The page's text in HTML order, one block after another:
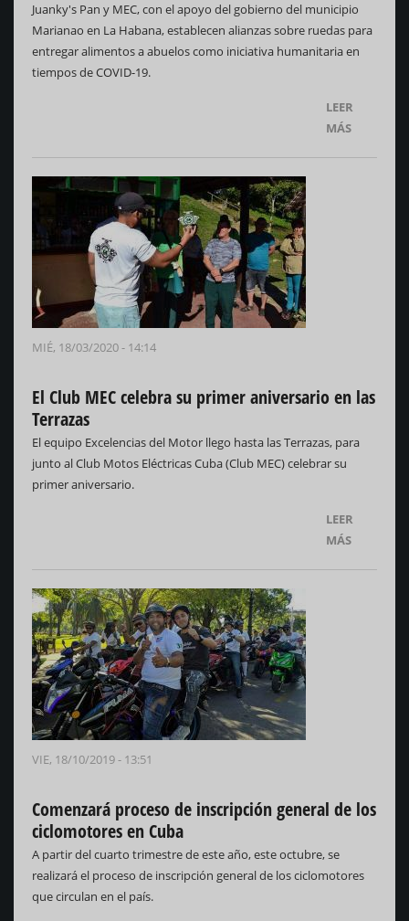
Juanky's Pan y MEC, con el apoyo del gobierno del municipio
Marianao en La Habana, establecen alianzas sobre ruedas para
entregar alimentos a abuelos como iniciativa humanitaria en
tiempos de COVID-19.
LEER
MÁS
MIÉ, 18/03/2020 - 14:14
El Club MEC celebra su primer aniversario en las
Terrazas
El equipo Excelencias del Motor llego hasta las Terrazas, para
junto al Club Motos Eléctricas Cuba (Club MEC) celebrar su
primer aniversario.
LEER
MÁS
VIE, 18/10/2019 - 13:51
Comenzará proceso de inscripción general de los
ciclomotores en Cuba
A partir del cuarto trimestre de este año, este octubre, se
realizará el proceso de inscripción general de los ciclomotores
que circulan en el país.